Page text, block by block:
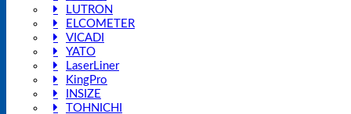
LUTRON
ELCOMETER
VICADI
YATO
LaserLiner
KingPro
INSIZE
TOHNICHI